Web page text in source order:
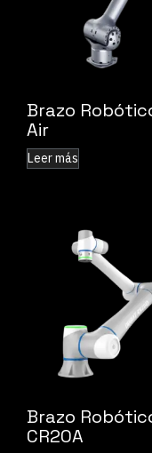
Brazo
Air
Leer más
Brazo
CR20A